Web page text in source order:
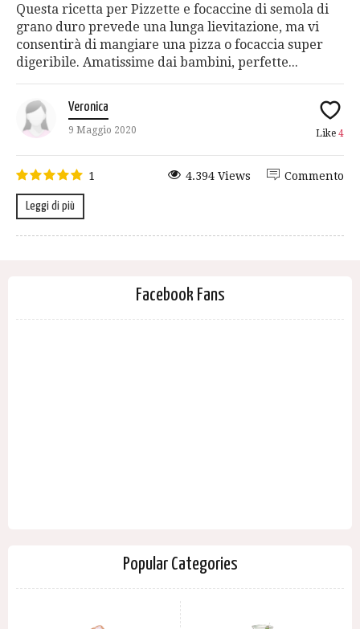
Questa ricetta per Pizzette e focaccine di semola di
grano duro prevede una lunga lievitazione, ma vi
consentirà di mangiare una pizza o focaccia super
digeribile. Amatissime dai bambini, perfette...
Veronica
9 Maggio 2020 Like 4
1
Leggi di più
Commento
4.394 Views
Facebook Fans
Popular Categories